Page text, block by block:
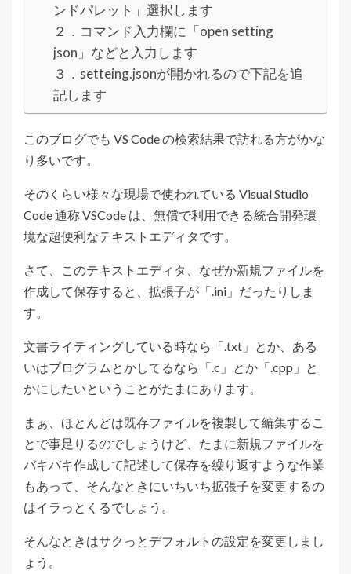
ンドパレット」選択します
２．コマンド入力欄に「open setting
json」などと入力します
３．setteing.jsonが開かれるので下記を追
記します
このブログでも VS Code の検索結果で訪れる方がかな
り多いです。
そのくらい様々な現場で使われている Visual Studio
Code 通称 VSCode は、無償で利用できる統合開発環
境な超便利なテキストエディタです。
さて、このテキストエディタ、なぜか新規ファイルを
作成して保存すると、拡張子が「.ini」だったりしま
す。
文書ライティングしている時なら「.txt」とか、ある
いはプログラムとかしてるなら「.c」とか「.cpp」と
かにしたいということがたまにあります。
まぁ、ほとんどは既存ファイルを複製して編集するこ
とで事足りるのでしょうけど、たまに新規ファイルを
バキバキ作成して記述して保存を繰り返すような作業
もあって、そんなときにいちいち拡張子を変更するの
はイラっとくるでしょう。
そんなときはサクっとデフォルトの設定を変更しまし
ょう。